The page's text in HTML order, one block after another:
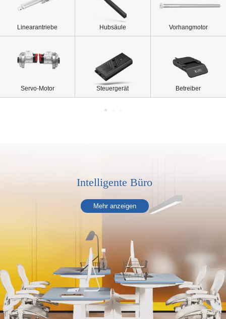
Linearantriebe Hubsäule Vorhangmotor
Servo-Motor Steuergerät Betreiber
Intelligente Büro
Mehr anzeigen